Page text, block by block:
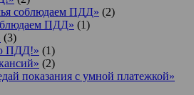
соблюдаем ПДД» (2)
ПДД» (1)
(3)
ПДД!» (1)
(2)
показания с умной платежкой»